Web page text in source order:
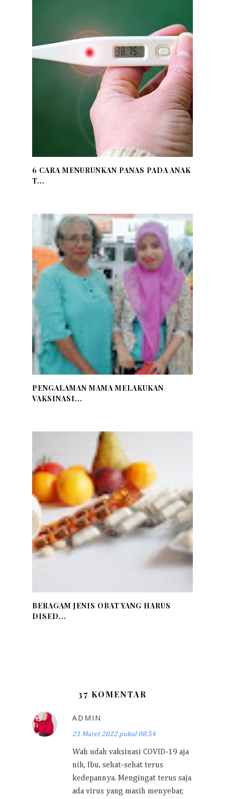
6 CARA MENURUNKAN PANAS PADA ANAK
T...
PENGALAMAN MAMA MELAKUKAN
VAKSINASI...
BERAGAM JENIS OBAT YANG HARUS
DISED...
37 KOMENTAR
ADMIN
21 Maret 2022 pukul 08.54
Wah udah vaksinasi COVID-19 aja
nih, Ibu, sehat-sehat terus
kedepannya. Mengingat terus saja
ada virus yang masih menyebar,